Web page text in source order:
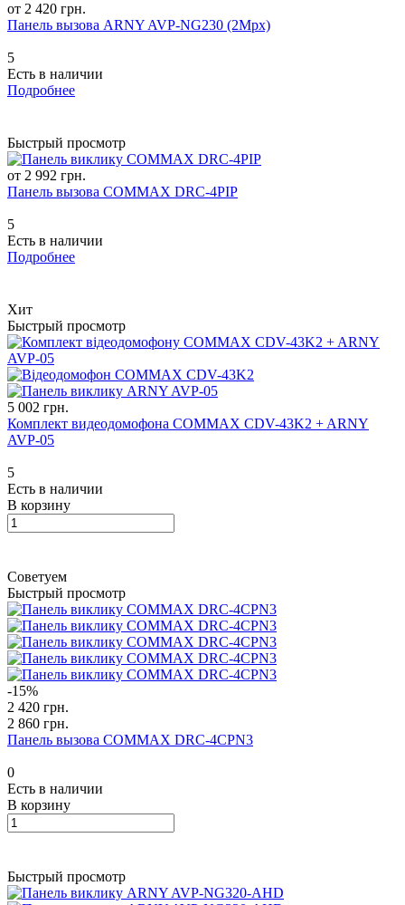
от 2 420 грн.
Панель вызова ARNY AVP-NG230 (2Mpx)
5
Есть в наличии
Подробнее
Быстрый просмотр
от 2 992 грн.
Панель вызова COMMAX DRC-4PIP
5
Есть в наличии
Подробнее
Хит
Быстрый просмотр
5 002 грн.
Комплект видеодомофона COMMAX CDV-43K2 + ARNY
AVP-05
5
Есть в наличии
В корзину
Советуем
Быстрый просмотр
-15%
2 420 грн.
2 860 грн.
Панель вызова COMMAX DRC-4CPN3
0
Есть в наличии
В корзину
Быстрый просмотр